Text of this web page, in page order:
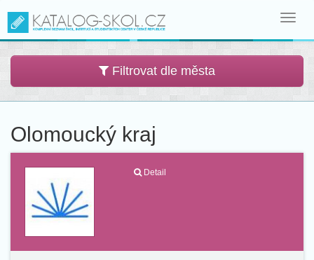
Filtrovat dle města
Olomoucký kraj
Detail